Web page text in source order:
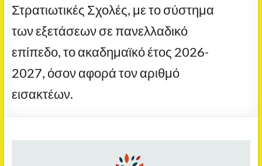
Στρατιωτικές Σχολές, με το σύστημα
των εξετάσεων σε πανελλαδικό
επίπεδο, το ακαδημαϊκό έτος 2026-
2027, όσον αφορά τον αριθμό
εισακτέων.